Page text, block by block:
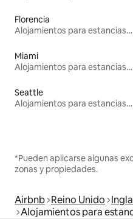
Florencia
Alojamientos para estancias largas
Miami
Alojamientos para estancias largas
Seattle
Alojamientos para estancias largas
*Pueden aplicarse algunas
zonas y propiedades.
Airbnb Reino Unido
Alojamientos para